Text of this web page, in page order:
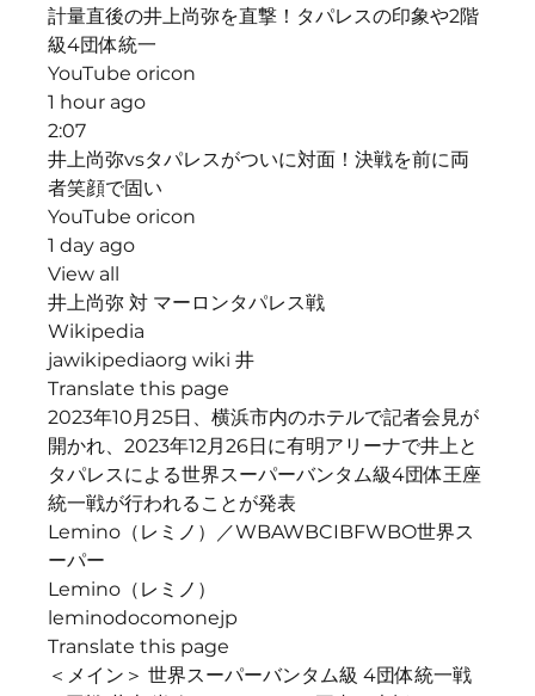
計量直後の井上尚弥を直撃！タパレスの印象や2階
級4団体統一
YouTube oricon
1 hour ago
2:07
井上尚弥vsタパレスがついに対面！決戦を前に両
者笑顔で固い
YouTube oricon
1 day ago
View all
井上尚弥 対 マーロンタパレス戦
Wikipedia
jawikipediaorg wiki 井
Translate this page
2023年10月25日、横浜市内のホテルで記者会見が
開かれ、2023年12月26日に有明アリーナで井上と
タパレスによる世界スーパーバンタム級4団体王座
統一戦が行われることが発表
Lemino（レミノ）／WBAWBCIBFWBO世界ス
ーパー
Lemino（レミノ）
leminodocomonejp
Translate this page
＜メイン＞ 世界スーパーバンタム級 4団体統一戦